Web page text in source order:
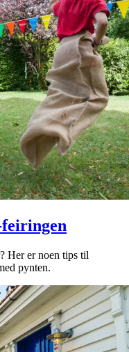
Her er noen tips til
pynten.